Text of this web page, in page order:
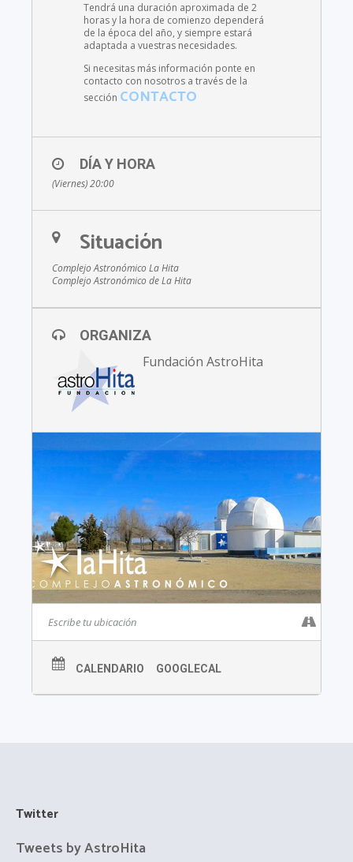
Tendrá una duración aproximada de 2
horas y la hora de comienzo dependerá
de la época del año, y siempre estará
adaptada a vuestras necesidades.
Si necesitas más información ponte en
contacto con nosotros a través de la
sección CONTACTO
DÍA Y HORA
(Viernes) 20:00
Situación
Complejo Astronómico La Hita
Complejo Astronómico de La Hita
ORGANIZA
Fundación AstroHita
CALENDARIO GOOGLECAL
Twitter
Tweets by AstroHita